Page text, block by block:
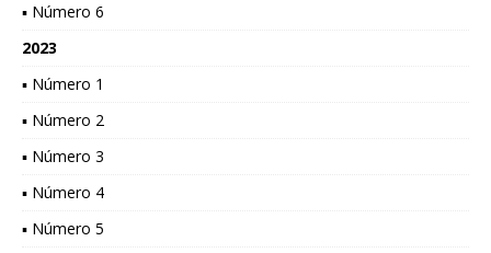
▪ Número 6
2023
▪ Número 1
▪ Número 2
▪ Número 3
▪ Número 4
▪ Número 5